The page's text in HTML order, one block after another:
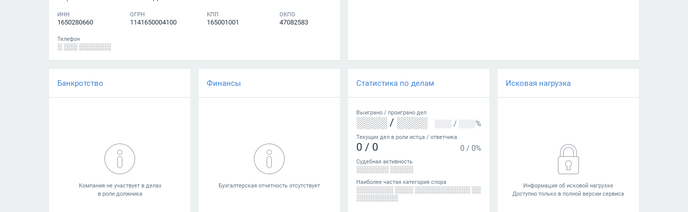
ИНН
1650280660
ОГРН
1141650004100
КПП
165001001
ОКПО
47082583
Телефон
░ ░░░ ░░░░░░░
Банкротство Финансы Статистика по делам
Выиграно / проиграно дел
░░░░ / ░░░░ ░░░ / ░░░%
Текущих дел в роли истца / ответчика
0 / 0 0 / 0%
Судебная активность
░░░░░░░ ░░░░░
Наиболее частая категория спора
░░░░░░░░ ░░░░ ░░░░░░░░░░░░ ░░
░░░░░░░░░
Исковая нагрузка